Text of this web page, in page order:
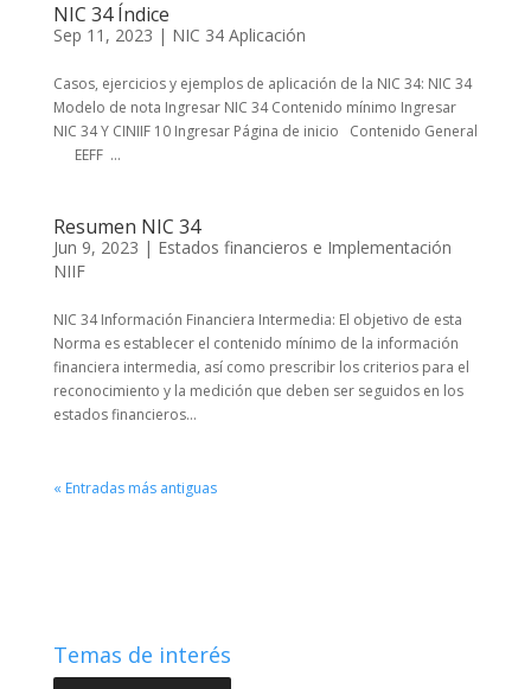
NIC 34 Índice
Sep 11, 2023 | NIC 34 Aplicación
Casos, ejercicios y ejemplos de aplicación de la NIC 34: NIC 34
Modelo de nota Ingresar NIC 34 Contenido mínimo Ingresar
NIC 34 Y CINIIF 10 Ingresar Página de inicio Contenido General
EEFF ...
Resumen NIC 34
Jun 9, 2023 | Estados financieros e Implementación
NIIF
NIC 34 Información Financiera Intermedia: El objetivo de esta
Norma es establecer el contenido mínimo de la información
financiera intermedia, así como prescribir los criterios para el
reconocimiento y la medición que deben ser seguidos en los
estados financieros...
« Entradas más antiguas
Temas de interés